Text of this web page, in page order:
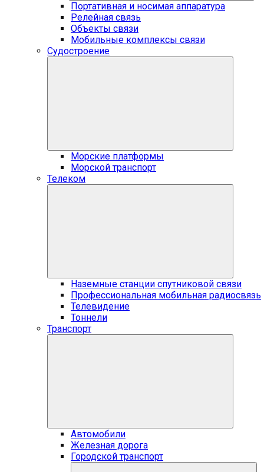
Портативная и носимая аппаратура
Релейная связь
Объекты связи
Мобильные комплексы связи
Судостроение
Морские платформы
Морской транспорт
Телеком
Наземные станции спутниковой связи
Профессиональная мобильная радиосвязь
Телевидение
Тоннели
Транспорт
Автомобили
Железная дорога
Городской транспорт